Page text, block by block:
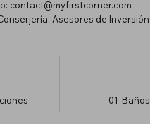
contact@myfirstcorner.com
Asesores de Inversión
01 Baños